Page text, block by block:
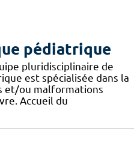
pédiatrique
pluridisciplinaire de
est spécialisée dans la
et/ou malformations
Accueil du